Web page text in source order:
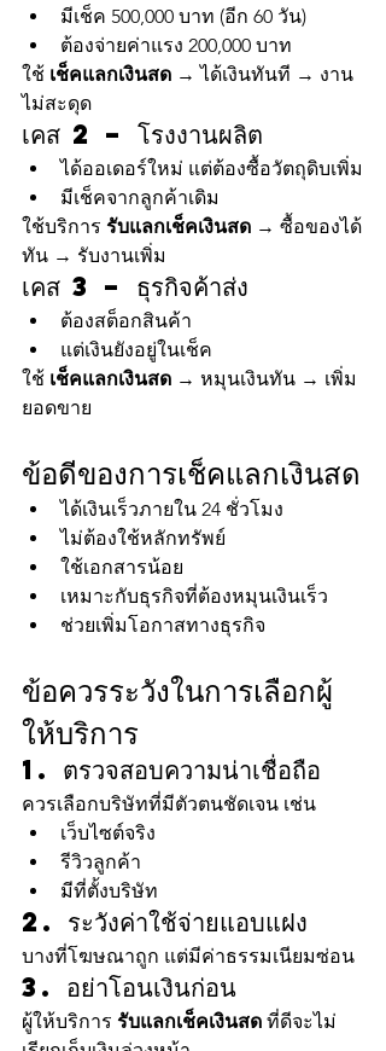
มีเช็ค 500,000 บาท (อีก 60 วัน)
ต้องจ่ายค่าแรง 200,000 บาท
ใช้ เช็คแลกเงินสด → ได้เงินทันที → งาน
ไม่สะดุด
เคส 2 – โรงงานผลิต
ได้ออเดอร์ใหม่ แต่ต้องซื้อวัตถุดิบเพิ่ม
มีเช็คจากลูกค้าเดิม
ใช้บริการ รับแลกเช็คเงินสด → ซื้อของได้
ทัน → รับงานเพิ่ม
เคส 3 – ธุรกิจค้าส่ง
ต้องสต็อกสินค้า
แต่เงินยังอยู่ในเช็ค
ใช้ เช็คแลกเงินสด → หมุนเงินทัน → เพิ่ม
ยอดขาย
ข้อดีของการเช็คแลกเงินสด
ได้เงินเร็วภายใน 24 ชั่วโมง
ไม่ต้องใช้หลักทรัพย์
ใช้เอกสารน้อย
เหมาะกับธุรกิจที่ต้องหมุนเงินเร็ว
ช่วยเพิ่มโอกาสทางธุรกิจ
ข้อควรระวังในการเลือกผู้
ให้บริการ
1. ตรวจสอบความน่าเชื่อถือ
ควรเลือกบริษัทที่มีตัวตนชัดเจน เช่น
เว็บไซต์จริง
รีวิวลูกค้า
มีที่ตั้งบริษัท
2. ระวังค่าใช้จ่ายแอบแฝง
บางที่โฆษณาถูก แต่มีค่าธรรมเนียมซ่อน
3. อย่าโอนเงินก่อน
ผู้ให้บริการ รับแลกเช็คเงินสด ที่ดีจะไม่